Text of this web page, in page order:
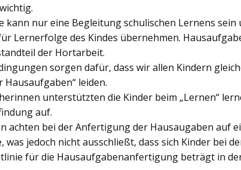
kann nur eine Begleitung schulischen Lernens sein
Lernerfolge des Kindes übernehmen.
der Hortarbeit.
sorgen dafür, dass wir allen Kindern
leiden.
unterstützten die Kinder beim „Lernen“
auf.
achten bei der Anfertigung der Hausaugaben auf
was jedoch nicht ausschließt, dass sich Kinder bei
für die Hausaufgabenanfertigung beträgt in